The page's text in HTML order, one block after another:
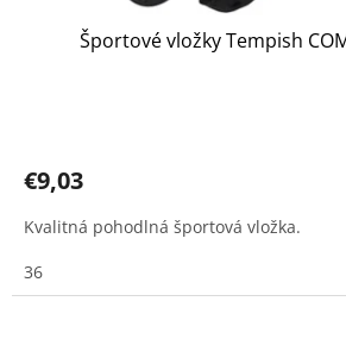
Športové vložky Tempish
€9,03
Kvalitná pohodlná športová vložka.
36